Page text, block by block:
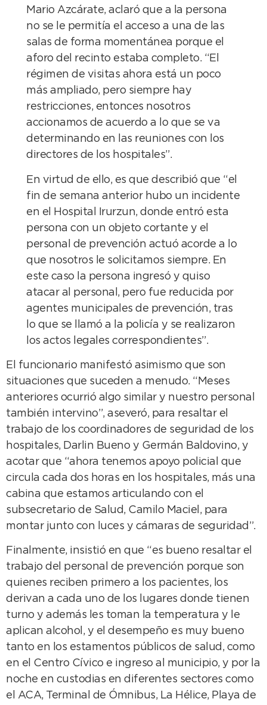
Mario Azcárate, aclaró que a la persona
no se le permitía el acceso a una de las
salas de forma momentánea porque el
aforo del recinto estaba completo. “El
régimen de visitas ahora está un poco
más ampliado, pero siempre hay
restricciones, entonces nosotros
accionamos de acuerdo a lo que se va
determinando en las reuniones con los
directores de los hospitales”.
En virtud de ello, es que describió que “el
fin de semana anterior hubo un incidente
en el Hospital Irurzun, donde entró esta
persona con un objeto cortante y el
personal de prevención actuó acorde a lo
que nosotros le solicitamos siempre. En
este caso la persona ingresó y quiso
atacar al personal, pero fue reducida por
agentes municipales de prevención, tras
lo que se llamó a la policía y se realizaron
los actos legales correspondientes”.
El funcionario manifestó asimismo que son
situaciones que suceden a menudo. “Meses
anteriores ocurrió algo similar y nuestro personal
también intervino”, aseveró, para resaltar el
trabajo de los coordinadores de seguridad de los
hospitales, Darlin Bueno y Germán Baldovino, y
acotar que “ahora tenemos apoyo policial que
circula cada dos horas en los hospitales, más una
cabina que estamos articulando con el
subsecretario de Salud, Camilo Maciel, para
montar junto con luces y cámaras de seguridad”.
Finalmente, insistió en que “es bueno resaltar el
trabajo del personal de prevención porque son
quienes reciben primero a los pacientes, los
derivan a cada uno de los lugares donde tienen
turno y además les toman la temperatura y le
aplican alcohol, y el desempeño es muy bueno
tanto en los estamentos públicos de salud, como
en el Centro Cívico e ingreso al municipio, y por la
noche en custodias en diferentes sectores como
el ACA, Terminal de Ómnibus, La Hélice, Playa de